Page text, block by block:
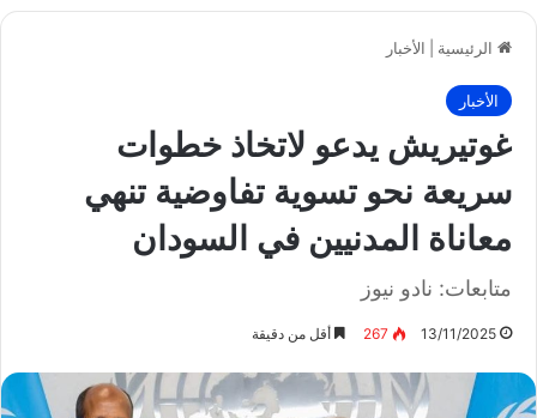
الرئيسية الأخبار
الأخبار
غوتيريش يدعو لاتخاذ خطوات
سريعة نحو تسوية تفاوضية تنهي
معاناة المدنيين في السودان
متابعات: نادو نيوز
13/11/2025
267 أقل من دقيقة